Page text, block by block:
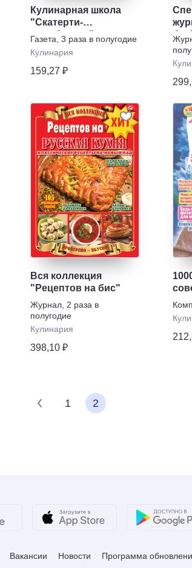
Кулинарная школа
"Скатерти-
самобранки"
Газета 3 раза в полугодие
Кулинария
159,27 ₽
Вся коллекция
"Рецептов на бис"
Журнал, 2 раза в
полугодие
Кулинария
398,10 ₽
1 2
Вакансии Новости Программа